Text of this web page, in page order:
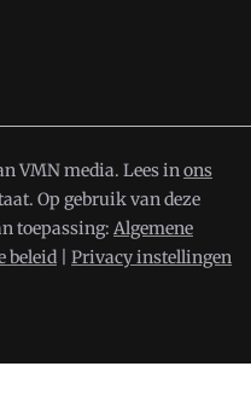
VMN media. Lees inons
Op gebruik van deze
toepassing: Algemene
beleid Privacy instellingen